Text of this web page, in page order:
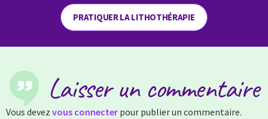
PRATIQUER LA LITHOTHÉRAPIE
Laisser un commentaire
Vous devez vous connecter pour publier un commentaire.